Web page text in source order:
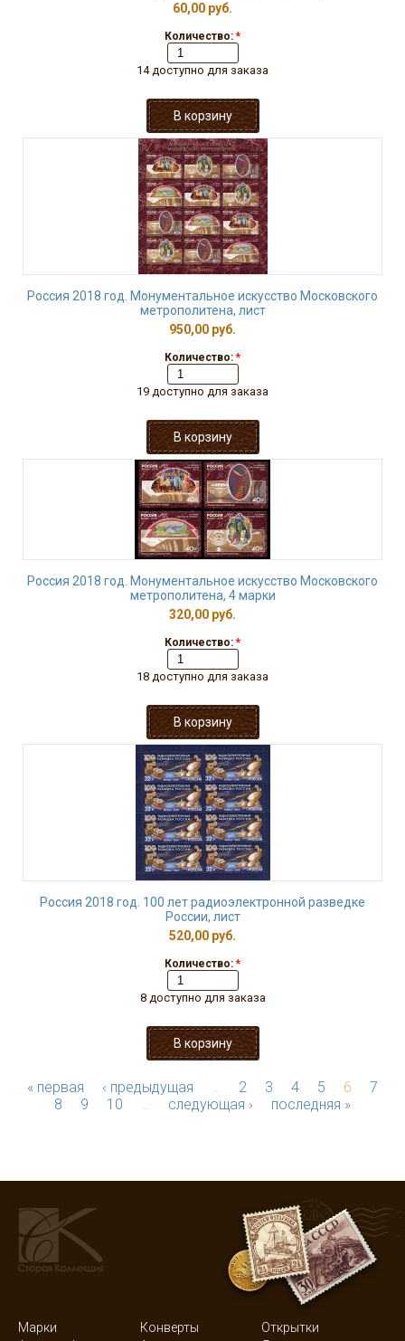
60,00 руб.
Количество: *
14 доступно для заказа
Россия 2018 год. Монументальное искусство Московского
метрополитена, лист
950,00 руб.
Количество: *
19 доступно для заказа
Россия 2018 год. Монументальное искусство Московского
метрополитена, 4 марки
320,00 руб.
Количество: *
18 доступно для заказа
Россия 2018 год. 100 лет радиоэлектронной разведке
России, лист
520,00 руб.
Количество: *
8 доступно для заказа
« первая ‹ предыдущая … 2 3 4 5 6
7
8
9 10 … следующая › последняя »
Марки Конверты
Открытки